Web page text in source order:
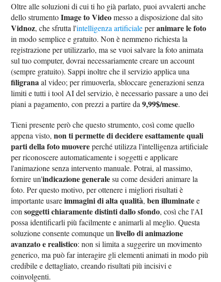
Oltre alle soluzioni di cui ti ho già parlato, puoi avvalerti anche
dello strumentoImage to Videomesso a disposizione dal sito
Vidnoz, che sfrutta l'intelligenza artificialeperanimare le foto
in modo semplice e gratuito. Non è nemmeno richiesta la
registrazione per utilizzarlo, ma se vuoi salvare la foto animata
sul tuo computer, dovrai necessariamente creare un account
(sempre gratuito). Sappi inoltre che il servizio applica una
filigrana al video; per rimuoverla, sbloccare generazioni senza
limiti e tutti i tool AI del servizio, è necessario passare a uno dei
piani a pagamento, con prezzi a partire da9,99$/mese.
Tieni presente però che questo strumento, così come quello
appena visto,non ti permette di decidere esattamente quali
parti della foto muovereperché utilizza l'intelligenza artificiale
per riconoscere automaticamente i soggetti e applicare
l'animazione senza intervento manuale. Potrai, al massimo,
fornire un'indicazione generalesu come desideri animare la
foto. Per questo motivo, per ottenere i migliori risultati è
importante usareimmagini di alta qualità,ben illuminatee
consoggetti chiaramente distinti dallo sfondo, così che l'AI
possa identificarli più facilmente e animarli al meglio. Questa
soluzione consente comunque unlivello di animazione
avanzato e realistico: non si limita a suggerire un movimento
generico, ma può far interagire gli elementi animati in modo più
credibile e dettagliato, creando risultati più incisivi e
coinvolgenti.